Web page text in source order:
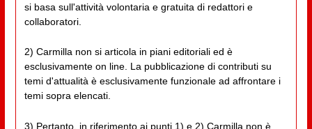
si basa sull'attività volontaria e gratuita di redattori e
collaboratori.
2) Carmilla non si articola in piani editoriali ed è
esclusivamente on line. La pubblicazione di contributi su
temi d'attualità è esclusivamente funzionale ad affrontare i
temi sopra elencati.
3) Pertanto, in riferimento ai punti 1) e 2) Carmilla non è